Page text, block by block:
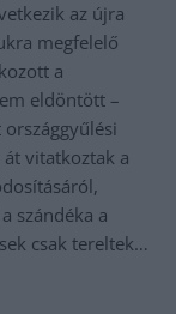
az újra
megfelelő
a
eldöntött –
vitatkoztak a
szándéka a
csak tereltek…